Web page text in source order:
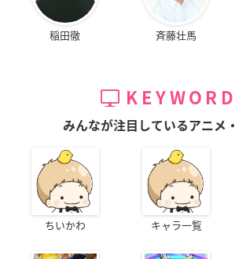
稲田徹 斉藤壮馬
みんなが注目しているアニメ
ちいかわ キャラ一覧